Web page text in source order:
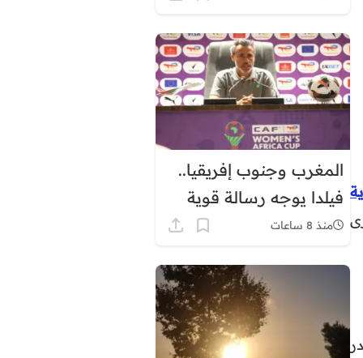
دائم
المغرب وجنوب إفريقيا..
فيلدا يوجه رسالة قوية
قبل ربع نهائي كأس
منذ 8 ساعات